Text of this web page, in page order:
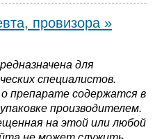
провизора »
для
специалистов.
препарате содержатся в
производителем.
на этой или любой